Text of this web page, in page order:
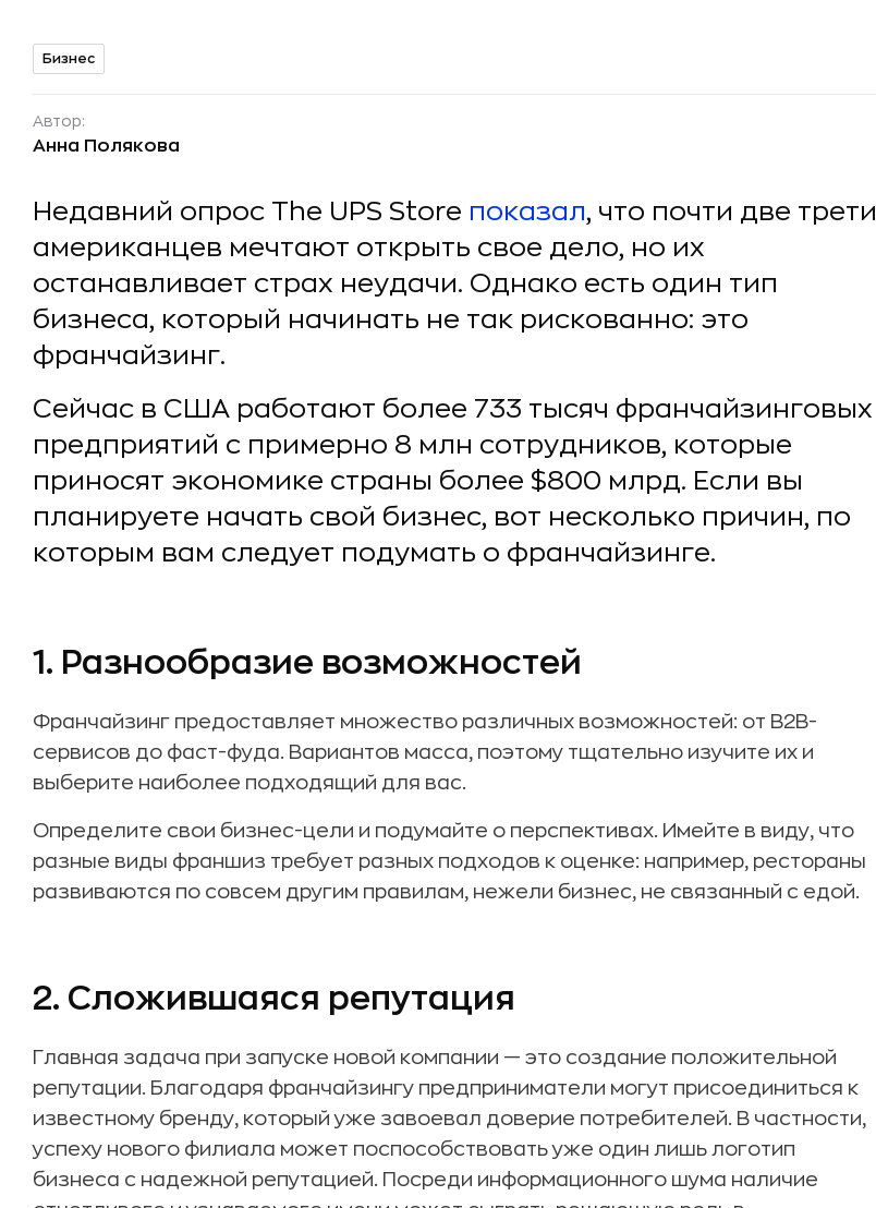
Бизнес
Автор:
Анна Полякова
Недавний опрос The UPS Store показал, что почти две трети
американцев мечтают открыть свое дело, но их
останавливает страх неудачи. Однако есть один тип
бизнеса, который начинать не так рискованно: это
франчайзинг.
Сейчас в США работают более 733 тысяч франчайзинговых
предприятий с примерно 8 млн сотрудников, которые
приносят экономике страны более $800 млрд. Если вы
планируете начать свой бизнес, вот несколько причин, по
которым вам следует подумать о франчайзинге.
1. Разнообразие возможностей
Франчайзинг предоставляет множество различных возможностей: от B2B-
сервисов до фаст-фуда. Вариантов масса, поэтому тщательно изучите их и
выберите наиболее подходящий для вас.
Определите свои бизнес-цели и подумайте о перспективах. Имейте в виду, что
разные виды франшиз требует разных подходов к оценке: например, рестораны
развиваются по совсем другим правилам, нежели бизнес, не связанный с едой.
2. Сложившаяся репутация
Главная задача при запуске новой компании — это создание положительной
репутации. Благодаря франчайзингу предприниматели могут присоединиться к
известному бренду, который уже завоевал доверие потребителей. В частности,
успеху нового филиала может поспособствовать уже один лишь логотип
бизнеса с надежной репутацией. Посреди информационного шума наличие